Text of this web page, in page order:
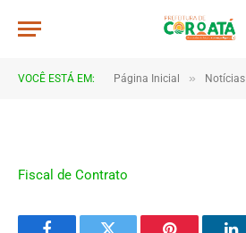
VOCÊ ESTÁ EM: Página Inicial » Notícias
Fiscal de Contrato
Fiscal de Contrato